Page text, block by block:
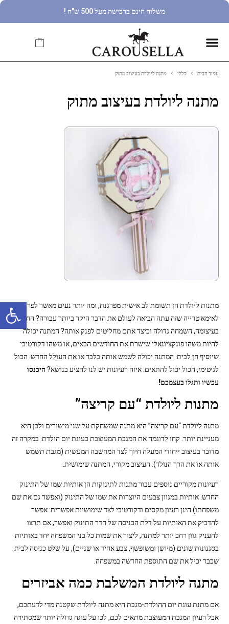
פתח סרגל נגישות
משלוח חינם ברכישה מעל 500 ש"ח !
עמוד הבית כללי מתנה ליולדת בעיצוב מתוק
מתנה ליולדת בעיצוב מתוק
מתנות ליולדת הן תשומת לב אישית מפרגנת, ומה יותר נעים מאשר לפרגן
לאימא טרייה שזה עתה הביאה לעולם את הדבר היקר ביותר עבורה? החגיגה
בעיצומה, השמחה גדולה וכיצד אתם מחליטים לפנק אותה? המתנה יכולה
להיות משהו פונקציונאלי שישרת את החודשים הבאים, או משהו דקורטיבי
שיוסיף חן לבית. המתנה יכולה לשמש אותה בלבד או את העולל החדש. הכול
לגיטימי, הכול יכול להתאים. איזה רעיונות יש לנו להציע בנושא? היכנסו
עכשיו ותגלו בעצמכם!
מתנות ליולדת “עם קריצה”
מתנה ליולדת “עם קריצה” היא מתנה שמשחקת על שני מישורים ולכן היא
מעניינת יותר. קחו לדוגמה את המגבת המעוצבת כעוגת יום הולדת. במקרה זה
מדובר בעיצוב ייחודי המעלה חיוך לצד המחשבה המעשית (מגבת תשמש
אותה או את הרך הנולד). העיצוב מקורי, המתנה שימושית.
רעיונות מקוריים נוספים עבור מתנות לתינוקות הן אותיות שמו של התינוק
החדש. אותיות במגוון צבעים היוצרות את שמו של התינוק (ואפשר גם את שם
משפחתו) הינן רעיון מקסים ודקורטיבי לצד שימושיות אפשרית: אפשר
להדביק את האותיות על דלת הכניסה של חדר התינוק ואפשר, אם תרצו
להעניק גוון רחב יותר למתנה, ליצור את שמות כל בני המשפחה יחד באותיות
בסגנונות שונים (מיושן ומשופשף, צבע אחיד או שניים), על שלט כניסה לבית
שכבר יכיל את שם התוספת החדשה במשפחה.
מתנה ליולדת המשלבת כמה אביזרים
אם מתנת עוגת יום ההולדת-מגבת היא מתנה ליולדת שקטנה מדי לדעתכם,
אבל רעיון המגבת המעוצבת מתאים לכם, לכו על עוגה גדולה יותר שמסתירה